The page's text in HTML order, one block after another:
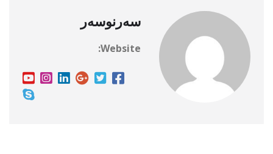
سەرنوسەر
Website: